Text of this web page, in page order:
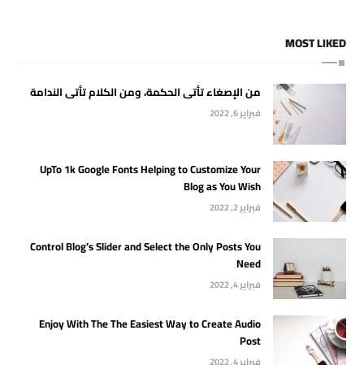
MOST LIKED
من الإصغاء تأتى الحكمة، ومن الكلام تأتى الندامة
فبراير 6, 2022
UpTo 1k Google Fonts Helping to Customize Your
Blog as You Wish
فبراير 2, 2022
Control Blog’s Slider and Select the Only Posts You
Need
فبراير 4, 2022
Enjoy With The The Easiest Way to Create Audio
Post